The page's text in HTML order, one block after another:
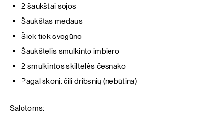
2 šaukštai sojos
Šaukštas medaus
Šiek tiek svogūno
Šaukštelis smulkinto imbiero
2 smulkintos skiltelės česnako
Pagal skonį: čili dribsnių (nebūtina)
Salotoms: